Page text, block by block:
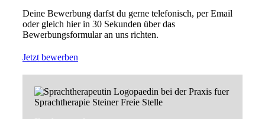
Deine Bewerbung darfst du gerne telefonisch, per Email
oder gleich hier in 30 Sekunden über das
Bewerbungsformular an uns richten.
Jetzt bewerben